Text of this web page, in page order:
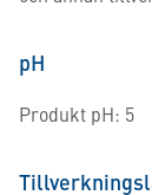
pH
Produkt pH: 5